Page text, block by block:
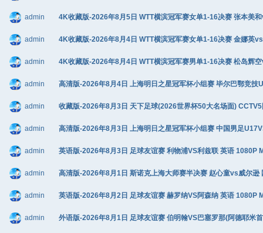
admin 4K收藏版-2026年8月5日 WTT横滨冠军赛女单1-16决赛 张本美
admin 4K收藏版-2026年8月4日 WTT横滨冠军赛女单1-16决赛 金娜英
admin 4K收藏版-2026年8月4日 WTT横滨冠军赛男单1-16决赛 松岛辉
admin 高清版-2026年8月4日 上海明日之星冠军杯小组赛 毕尔巴鄂竞
admin 收藏版-2026年8月3日 天下足球(2026世界杯50大名场面)
admin 高清版-2026年8月3日 上海明日之星冠军杯小组赛 中国男足
admin 英语版-2026年8月3日 足球友谊赛 利物浦VS利兹联 英语 1080P
admin 高清版-2026年8月1日 斯诺克上海大师赛半决赛 赵心童vs威尔逊
admin 英语版-2026年8月2日 足球友谊赛 赫罗纳VS阿森纳 英语 1080P
admin 外语版-2026年8月1日 足球友谊赛 伯明翰VS巴塞罗那(阿德耶米